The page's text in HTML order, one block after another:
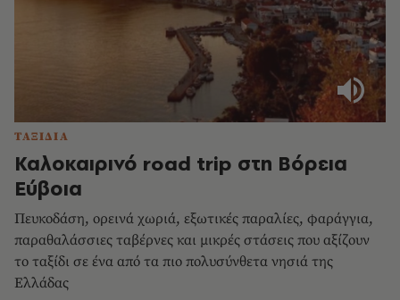
ΤΑΞΙΔΙΑ
Καλοκαιρινό road trip στη Βόρεια
Εύβοια
Πευκοδάση, ορεινά χωριά, εξωτικές παραλίες, φαράγγια,
παραθαλάσσιες ταβέρνες και μικρές στάσεις που αξίζουν
το ταξίδι σε ένα από τα πιο πολυσύνθετα νησιά της
Ελλάδας